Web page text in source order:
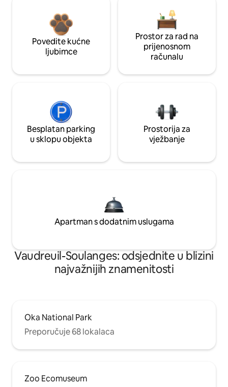
Povedite kućne
ljubimce
Prostor za rad na
prijenosnom
računalu
Besplatan parking
u sklopu objekta
Prostorija za
vježbanje
Apartman s dodatnim uslugama
Vaudreuil-Soulanges: odsjednite u blizini
najvažnijih znamenitosti
Oka National Park
Preporučuje 68 lokalaca
Zoo Ecomuseum